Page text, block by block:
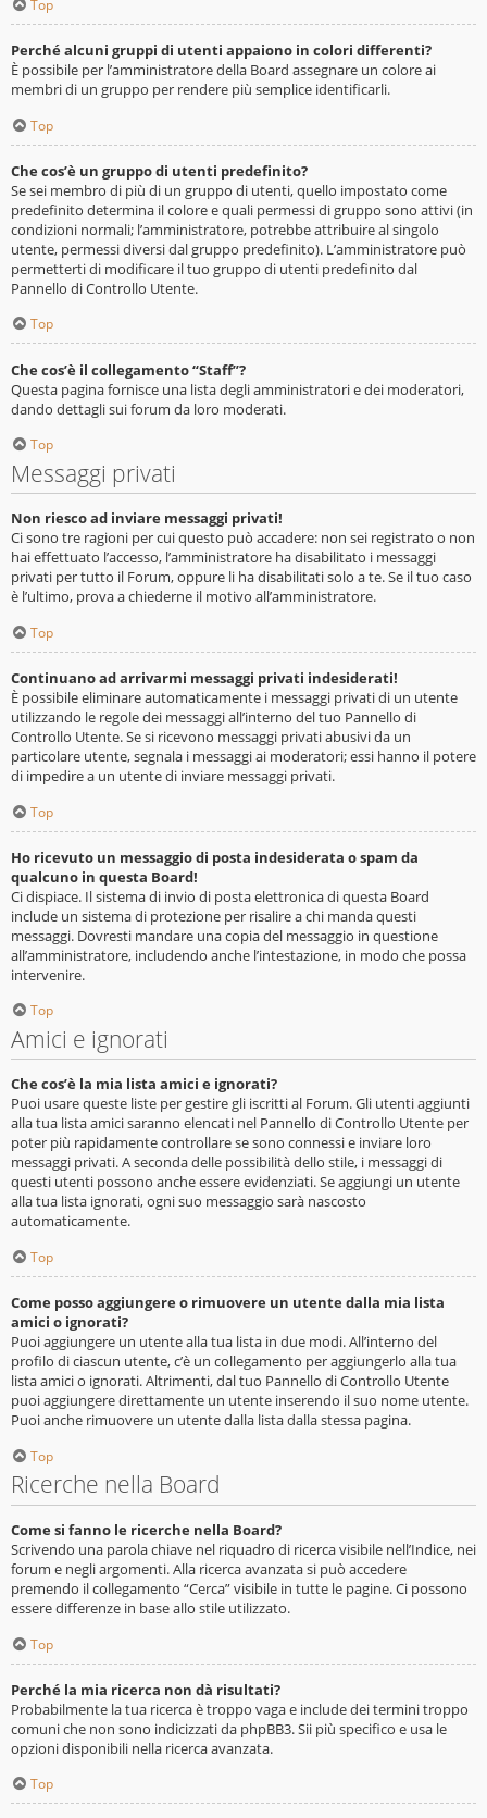
Top
Perché alcuni gruppi di utenti appaiono in colori differenti?
È possibile per l’amministratore della Board assegnare un colore ai
membri di un gruppo per rendere più semplice identificarli.
Top
Che cos’è un gruppo di utenti predefinito?
Se sei membro di più di un gruppo di utenti, quello impostato come
predefinito determina il colore e quali permessi di gruppo sono attivi (in
condizioni normali; l’amministratore, potrebbe attribuire al singolo
utente, permessi diversi dal gruppo predefinito). L’amministratore può
permetterti di modificare il tuo gruppo di utenti predefinito dal
Pannello di Controllo Utente.
Top
Che cos’è il collegamento “Staff”?
Questa pagina fornisce una lista degli amministratori e dei moderatori,
dando dettagli sui forum da loro moderati.
Top
Messaggi privati
Non riesco ad inviare messaggi privati!
Ci sono tre ragioni per cui questo può accadere: non sei registrato o non
hai effettuato l’accesso, l’amministratore ha disabilitato i messaggi
privati per tutto il Forum, oppure li ha disabilitati solo a te. Se il tuo caso
è l’ultimo, prova a chiederne il motivo all’amministratore.
Top
Continuano ad arrivarmi messaggi privati indesiderati!
È possibile eliminare automaticamente i messaggi privati ​​di un utente
utilizzando le regole dei messaggi all’interno del tuo Pannello di
Controllo Utente. Se si ricevono messaggi privati ​​abusivi da un
particolare utente, segnala i messaggi ai moderatori; essi hanno il potere
di impedire a un utente di inviare messaggi privati​​.
Top
Ho ricevuto un messaggio di posta indesiderata o spam da
qualcuno in questa Board!
Ci dispiace. Il sistema di invio di posta elettronica di questa Board
include un sistema di protezione per risalire a chi manda questi
messaggi. Dovresti mandare una copia del messaggio in questione
all’amministratore, includendo anche l’intestazione, in modo che possa
intervenire.
Top
Amici e ignorati
Che cos’è la mia lista amici e ignorati?
Puoi usare queste liste per gestire gli iscritti al Forum. Gli utenti aggiunti
alla tua lista amici saranno elencati nel Pannello di Controllo Utente per
poter più rapidamente controllare se sono connessi e inviare loro
messaggi privati. A seconda delle possibilità dello stile, i messaggi di
questi utenti possono anche essere evidenziati. Se aggiungi un utente
alla tua lista ignorati, ogni suo messaggio sarà nascosto
automaticamente.
Top
Come posso aggiungere o rimuovere un utente dalla mia lista
amici o ignorati?
Puoi aggiungere un utente alla tua lista in due modi. All’interno del
profilo di ciascun utente, c’è un collegamento per aggiungerlo alla tua
lista amici o ignorati. Altrimenti, dal tuo Pannello di Controllo Utente
puoi aggiungere direttamente un utente inserendo il suo nome utente.
Puoi anche rimuovere un utente dalla lista dalla stessa pagina.
Top
Ricerche nella Board
Come si fanno le ricerche nella Board?
Scrivendo una parola chiave nel riquadro di ricerca visibile nell’Indice, nei
forum e negli argomenti. Alla ricerca avanzata si può accedere
premendo il collegamento “Cerca” visibile in tutte le pagine. Ci possono
essere differenze in base allo stile utilizzato.
Top
Perché la mia ricerca non dà risultati?
Probabilmente la tua ricerca è troppo vaga e include dei termini troppo
comuni che non sono indicizzati da phpBB3. Sii più specifico e usa le
opzioni disponibili nella ricerca avanzata.
Top